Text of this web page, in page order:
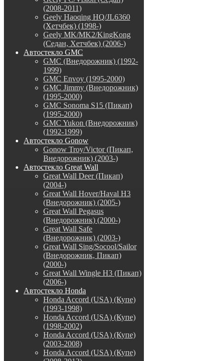
(2008-2011)
Geely Haoqing HQ/JL6360
(Хетчбек) (1998-)
Geely MK/MK2/KingKong
(Седан, Хетчбек) (2006-)
Автостекло GMC
GMC (Внедорожник) (1992-
1999)
GMC Envoy (1995-2000)
GMC Jimmy (Внедорожник)
(1995-2000)
GMC Sonoma S15 (Пикап)
(1995-2000)
GMC Yukon (Внедорожник)
(1992-1999)
Автостекло Gonow
Gonow Troy/Victor (Пикап,
Внедорожник) (2003-)
Автостекло Great Wall
Great Wall Deer (Пикап)
(2004-)
Great Wall Hover/Haval H3
(Внедорожник) (2005-)
Great Wall Pegasus
(Внедорожник) (2000-)
Great Wall Safe
(Внедорожник) (2003-)
Great Wall Sing/Socool/Sailor
(Внедорожник, Пикап)
(2000-)
Great Wall Wingle H3 (Пикап)
(2006-)
Автостекло Honda
Honda Accord (USA) (Купе)
(1993-1998)
Honda Accord (USA) (Купе)
(1998-2002)
Honda Accord (USA) (Купе)
(2003-2008)
Honda Accord (USA) (Купе)